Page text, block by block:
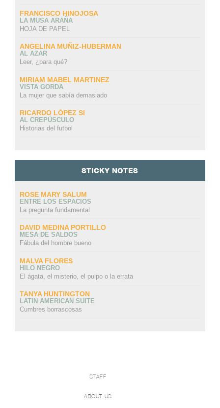
FRANCISCO HINOJOSA
LA MUSA ARAÑA
HOJA DE PAPEL
ANGELINA MUÑIZ-HUBERMAN
AL AZAR
Leer, ¿para qué?
MIRIAM MABEL MARTINEZ
VISTA GORDA
La mujer que sabía demasiado
RICARDO LÓPEZ SI
AL CREPÚSCULO
Historias del futbol
STICKY NOTES
ROSE MARY SALUM
ENTRE LOS ESPACIOS
La pregunta fundamental
DAVID MEDINA PORTILLO
MESA DE SALDOS
Fábula del hombre bueno
MALVA FLORES
HILO NEGRO
El ágata, el misterio, el pulpo o la errata
TANYA HUNTINGTON
LATIN AMERICAN SUITE
Cumbres borrascosas
STAFF
ABOUT US